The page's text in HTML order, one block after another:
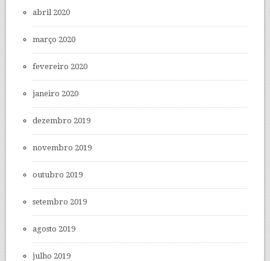
abril 2020
março 2020
fevereiro 2020
janeiro 2020
dezembro 2019
novembro 2019
outubro 2019
setembro 2019
agosto 2019
julho 2019